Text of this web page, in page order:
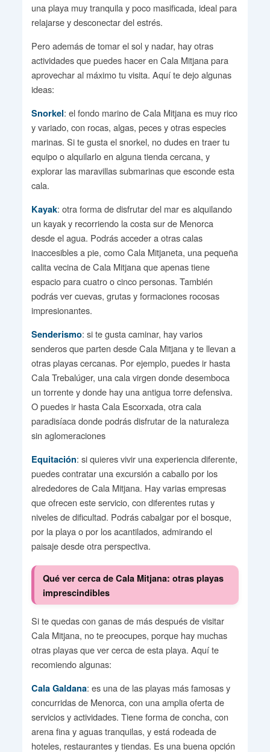
una playa muy tranquila y poco masificada, ideal para
relajarse y desconectar del estrés.
Pero además de tomar el sol y nadar, hay otras
actividades que puedes hacer en Cala Mitjana para
aprovechar al máximo tu visita. Aquí te dejo algunas
ideas:
Snorkel: el fondo marino de Cala Mitjana es muy rico
y variado, con rocas, algas, peces y otras especies
marinas. Si te gusta el snorkel, no dudes en traer tu
equipo o alquilarlo en alguna tienda cercana, y
explorar las maravillas submarinas que esconde esta
cala.
Kayak: otra forma de disfrutar del mar es alquilando
un kayak y recorriendo la costa sur de Menorca
desde el agua. Podrás acceder a otras calas
inaccesibles a pie, como Cala Mitjaneta, una pequeña
calita vecina de Cala Mitjana que apenas tiene
espacio para cuatro o cinco personas. También
podrás ver cuevas, grutas y formaciones rocosas
impresionantes.
Senderismo: si te gusta caminar, hay varios
senderos que parten desde Cala Mitjana y te llevan a
otras playas cercanas. Por ejemplo, puedes ir hasta
Cala Trebalúger, una cala virgen donde desemboca
un torrente y donde hay una antigua torre defensiva.
O puedes ir hasta Cala Escorxada, otra cala
paradisíaca donde podrás disfrutar de la naturaleza
sin aglomeraciones
Equitación: si quieres vivir una experiencia diferente,
puedes contratar una excursión a caballo por los
alrededores de Cala Mitjana. Hay varias empresas
que ofrecen este servicio, con diferentes rutas y
niveles de dificultad. Podrás cabalgar por el bosque,
por la playa o por los acantilados, admirando el
paisaje desde otra perspectiva.
Qué ver cerca de Cala Mitjana: otras playas
imprescindibles
Si te quedas con ganas de más después de visitar
Cala Mitjana, no te preocupes, porque hay muchas
otras playas que ver cerca de esta playa. Aquí te
recomiendo algunas:
Cala Galdana: es una de las playas más famosas y
concurridas de Menorca, con una amplia oferta de
servicios y actividades. Tiene forma de concha, con
arena fina y aguas tranquilas, y está rodeada de
hoteles, restaurantes y tiendas. Es una buena opción